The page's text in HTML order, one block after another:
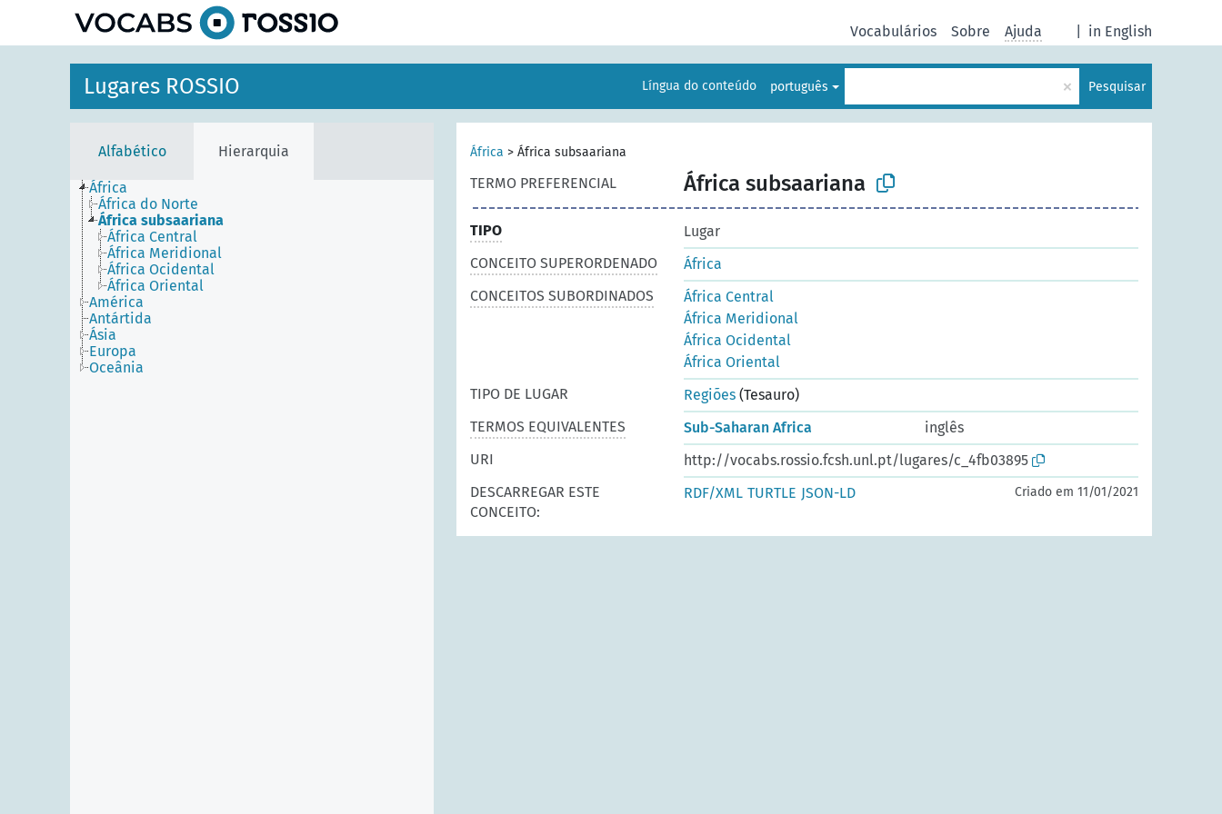
in English
Vocabulários Sobre Ajuda
Lugares ROSSIO Língua do conteúdo português × Pesquisar
Alfabético Hierarquia
África
África do Norte
África subsaariana
África Central
África Meridional
África Ocidental
África Oriental
América
Antártida
Ásia
Europa
Oceânia
África > África subsaariana
TERMO PREFERENCIAL África subsaariana
TIPO
Lugar
CONCEITO SUPERORDENADO
África
CONCEITOS SUBORDINADOS
África Central
África Meridional
África Ocidental
África Oriental
TIPO DE LUGAR
Regiões (Tesauro)
TERMOS EQUIVALENTES
Sub-Saharan Africa
inglês
URI
http://vocabs.rossio.fcsh.unl.pt/lugares/c_4fb03895
DESCARREGAR ESTE
CONCEITO:
RDF/XML TURTLE JSON-LD Criado em 11/01/2021